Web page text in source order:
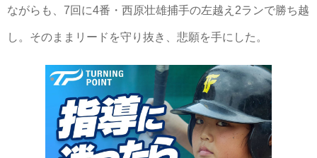
ながらも、7回に4番・西原壮雄捕手の左越え2ランで勝ち越
し。そのままリードを守り抜き、悲願を手にした。